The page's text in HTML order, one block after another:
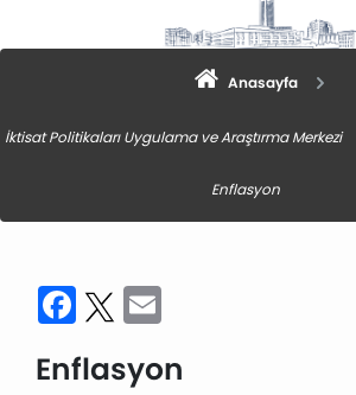
Anasayfa
İktisat Politikaları Uygulama ve Araştırma Merkezi
Enflasyon
Facebook
Twitter
Enflasyon